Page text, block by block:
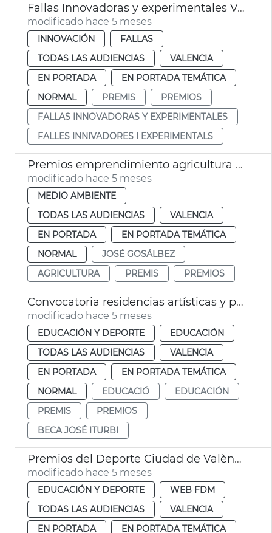
Fallas Innovadoras y experimentales València
modificado hace 5 meses
INNOVACIÓN
FALLAS
TODAS LAS AUDIENCIAS
VALENCIA
EN PORTADA
EN PORTADA TEMÁTICA
NORMAL
PREMIS
PREMIOS
FALLAS INNOVADORAS Y EXPERIMENTALES
FALLES INNIVADORES I EXPERIMENTALS
Premios emprendimiento agricultura València
modificado hace 5 meses
MEDIO AMBIENTE
TODAS LAS AUDIENCIAS
VALENCIA
EN PORTADA
EN PORTADA TEMÁTICA
NORMAL
JOSÉ GOSÁLBEZ
AGRICULTURA
PREMIS PREMIOS
Convocatoria residencias artísticas y premio José Iturbi Educación València
modificado hace 5 meses
EDUCACIÓN Y DEPORTE
EDUCACIÓN
TODAS LAS AUDIENCIAS
VALENCIA
EN PORTADA
EN PORTADA TEMÁTICA
NORMAL
EDUCACIÓ
EDUCACIÓN
PREMIS
PREMIOS
BECA JOSÉ ITURBI
Premios del Deporte Ciudad de València
modificado hace 5 meses
EDUCACIÓN Y DEPORTE
WEB FDM
TODAS LAS AUDIENCIAS
VALENCIA
EN PORTADA
EN PORTADA TEMÁTICA